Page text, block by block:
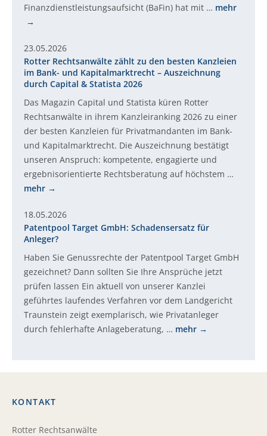
Finanzdienstleistungsaufsicht (BaFin) hat mit … mehr
23.05.2026
Rotter Rechtsanwälte zählt zu den besten Kanzleien
im Bank- und Kapitalmarktrecht – Auszeichnung
durch Capital & Statista 2026
Das Magazin Capital und Statista küren Rotter
Rechtsanwälte in ihrem Kanzleiranking 2026 zu einer
der besten Kanzleien für Privatmandanten im Bank-
und Kapitalmarktrecht. Die Auszeichnung bestätigt
unseren Anspruch: kompetente, engagierte und
ergebnisorientierte Rechtsberatung auf höchstem …
mehr
18.05.2026
Patentpool Target GmbH: Schadensersatz für
Anleger?
Haben Sie Genussrechte der Patentpool Target GmbH
gezeichnet? Dann sollten Sie Ihre Ansprüche jetzt
prüfen lassen Ein aktuell von unserer Kanzlei
geführtes laufendes Verfahren vor dem Landgericht
Traunstein zeigt exemplarisch, wie Privatanleger
durch fehlerhafte Anlageberatung, … mehr
KONTAKT
Rotter Rechtsanwälte